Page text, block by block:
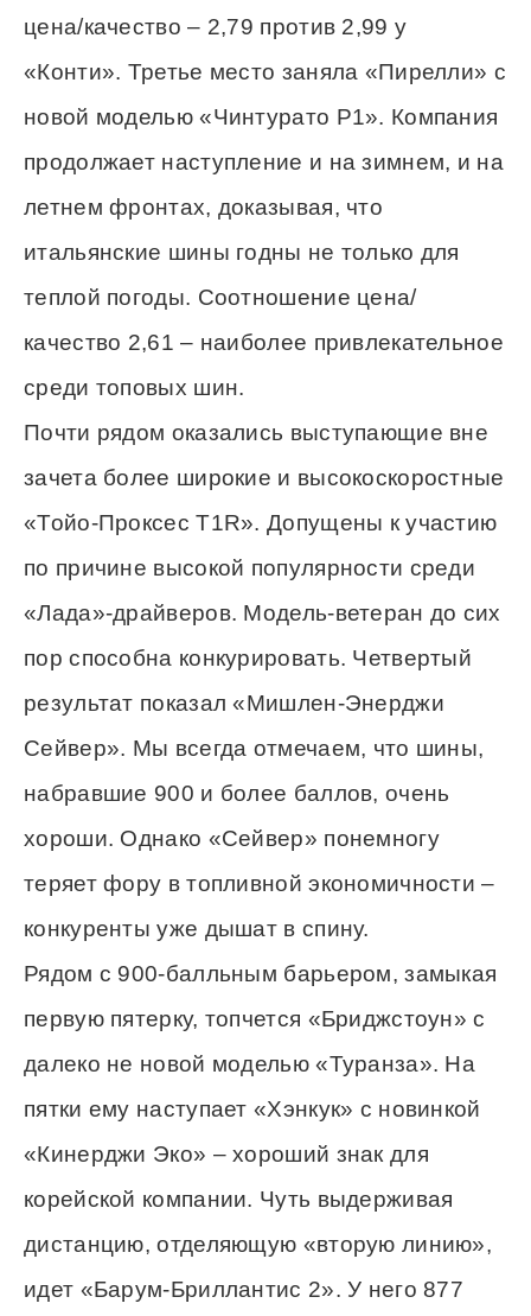
цена/качество – 2,79 против 2,99 у
«Конти». Третье место заняла «Пирелли» с
новой моделью «Чинтурато P1». Компания
продолжает наступление и на зимнем, и на
летнем фронтах, доказывая, что
итальянские шины годны не только для
теплой погоды. Соотношение цена/
качество 2,61 – наиболее привлекательное
среди топовых шин.
Почти рядом оказались выступающие вне
зачета более широкие и высокоскоростные
«Тойо-Проксес T1R». Допущены к участию
по причине высокой популярности среди
«Лада»-драйверов. Модель-ветеран до сих
пор способна конкурировать. Четвертый
результат показал «Мишлен-Энерджи
Сейвер». Мы всегда отмечаем, что шины,
набравшие 900 и более баллов, очень
хороши. Однако «Сейвер» понемногу
теряет фору в топливной экономичности –
конкуренты уже дышат в спину.
Рядом с 900-балльным барьером, замыкая
первую пятерку, топчется «Бриджстоун» с
далеко не новой моделью «Туранза». На
пятки ему наступает «Хэнкук» с новинкой
«Кинерджи Эко» – хороший знак для
корейской компании. Чуть выдерживая
дистанцию, отделяющую «вторую линию»,
идет «Барум-Бриллантис 2». У него 877